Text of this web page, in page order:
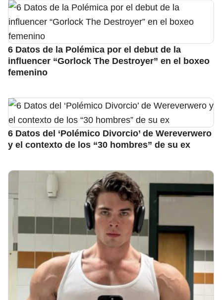
6 Datos de la Polémica por el debut de la
influencer “Gorlock The Destroyer” en el boxeo
femenino
6 Datos del ‘Polémico Divorcio’ de Wereverwero
y el contexto de los “30 hombres” de su ex